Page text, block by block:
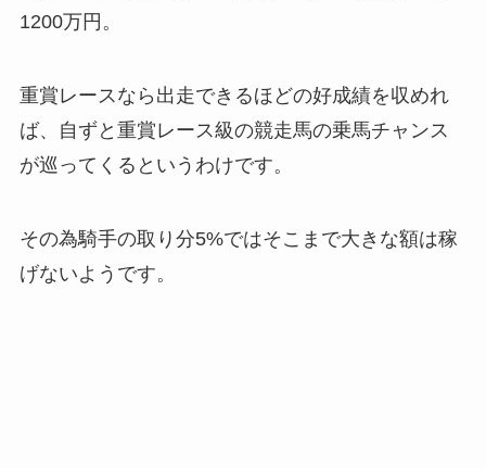
1200万円。
重賞レースなら出走できるほどの好成績を収めれ
ば、自ずと重賞レース級の競走馬の乗馬チャンス
が巡ってくるというわけです。
その為騎手の取り分5%ではそこまで大きな額は稼
げないようです。